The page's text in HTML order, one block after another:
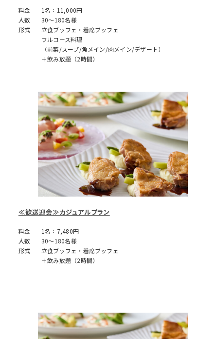
料金
1名：11,000円
人数
30～180名様
形式
立食ブッフェ・着席ブッフェ
フルコース料理
（前菜/スープ/魚メイン/肉メイン/デザート）
＋飲み放題（2時間）
≪歓送迎会≫カジュアルプラン
料金
1名：7,480円
人数
30～180名様
形式
立食ブッフェ・着席ブッフェ
＋飲み放題（2時間）